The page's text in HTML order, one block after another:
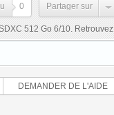
0 Partager sur
512 Go 6/10. Retrouvez
DEMANDER DE L'AIDE